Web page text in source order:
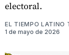
electoral.
EL TIEMPO LATINO
1 de mayo de 2026